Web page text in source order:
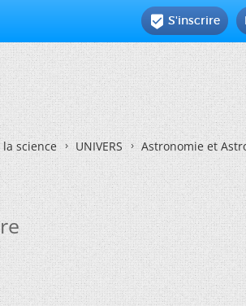
 S'inscrire
science UNIVERS Astronomie et